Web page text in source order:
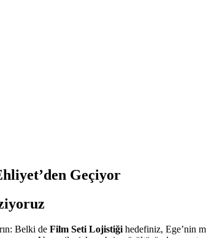
Geçiyor
Belki de Film Seti Lojistiğihedefiniz, Ege’nin